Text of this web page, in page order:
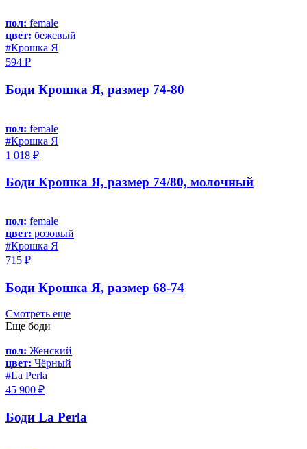
пол: female
цвет: бежевый
#Крошка Я
594 ₽
Боди Крошка Я, размер 74-80
пол: female
#Крошка Я
1 018 ₽
Боди Крошка Я, размер 74/80, молочный
пол: female
цвет: розовый
#Крошка Я
715 ₽
Боди Крошка Я, размер 68-74
Смотреть еще
Еще боди
пол: Женский
цвет: Чёрный
#La Perla
45 900 ₽
Боди La Perla